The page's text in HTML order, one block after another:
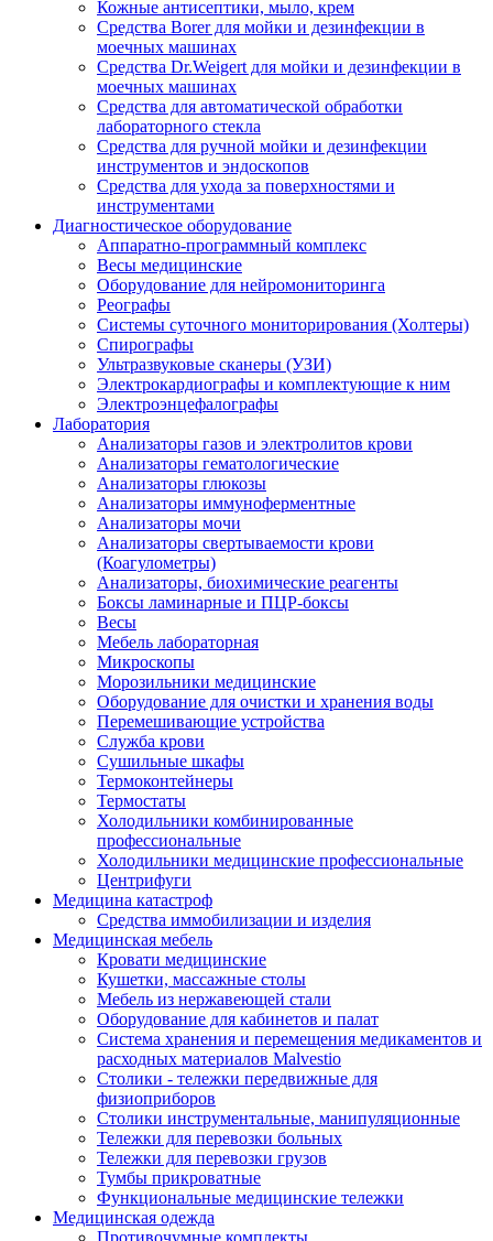
Кожные антисептики, мыло, крем
Средства Borer для мойки и дезинфекции в
моечных машинах
Средства Dr.Weigert для мойки и дезинфекции в
моечных машинах
Средства для автоматической обработки
лабораторного стекла
Средства для ручной мойки и дезинфекции
инструментов и эндоскопов
Средства для ухода за поверхностями и
инструментами
Диагностическое оборудование
Аппаратно-программный комплекс
Весы медицинские
Оборудование для нейромониторинга
Реографы
Системы суточного мониторирования (Холтеры)
Спирографы
Ультразвуковые сканеры (УЗИ)
Электрокардиографы и комплектующие к ним
Электроэнцефалографы
Лаборатория
Анализаторы газов и электролитов крови
Анализаторы гематологические
Анализаторы глюкозы
Анализаторы иммуноферментные
Анализаторы мочи
Анализаторы свертываемости крови
(Коагулометры)
Анализаторы, биохимические реагенты
Боксы ламинарные и ПЦР-боксы
Весы
Мебель лабораторная
Микроскопы
Морозильники медицинские
Оборудование для очистки и хранения воды
Перемешивающие устройства
Служба крови
Сушильные шкафы
Термоконтейнеры
Термостаты
Холодильники комбинированные
профессиональные
Холодильники медицинские профессиональные
Центрифуги
Медицина катастроф
Средства иммобилизации и изделия
Медицинская мебель
Кровати медицинские
Кушетки, массажные столы
Мебель из нержавеющей стали
Оборудование для кабинетов и палат
Система хранения и перемещения медикаментов и
расходных материалов Malvestio
Столики - тележки передвижные для
физиоприборов
Столики инструментальные, манипуляционные
Тележки для перевозки больных
Тележки для перевозки грузов
Тумбы прикроватные
Функциональные медицинские тележки
Медицинская одежда